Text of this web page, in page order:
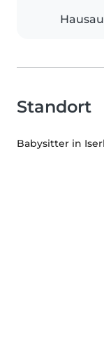
Standort
Babysitter in